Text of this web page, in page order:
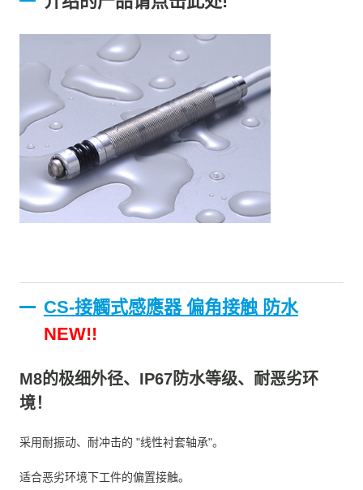
CS-接觸式感應器 偏角接触 防水
NEW!!
M8的极细外径、IP67防水等级、耐恶劣环
境！
采用耐振动、耐冲击的 "线性衬套轴承"。
适合恶劣环境下工件的偏置接触。